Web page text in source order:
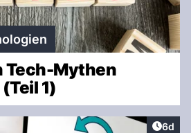
Tech-Mythen
1)
6d